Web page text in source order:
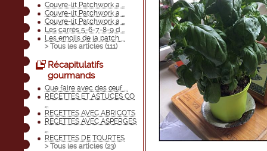
Couvre-lit Patchwork a ...
Couvre-lit Patchwork a ...
Couvre-lit Patchwork a ...
Les carrés 5-6-7-8-9 d ...
Les emojis de la patch ...
> Tous les articles (111)
Récapitulatifs
gourmands
Que faire avec des œuf ...
RECETTES ET ASTUCES CO
...
RECETTES AVEC ABRICOTS
RECETTES AVEC ASPERGES
...
RECETTES DE TOURTES
> Tous les articles (23)